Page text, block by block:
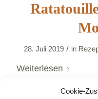
Cookie-
28. Juli 2019 / in
Weiterlesen